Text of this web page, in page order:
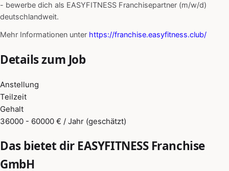
- bewerbe dich als EASYFITNESS Franchisepartner (m/w/d)
deutschlandweit.
Mehr Informationen unter https://franchise.easyfitness.club/
Details zum Job
Anstellung
Teilzeit
Gehalt
36000 - 60000 € / Jahr (geschätzt)
Das bietet dir EASYFITNESS Franchise
GmbH